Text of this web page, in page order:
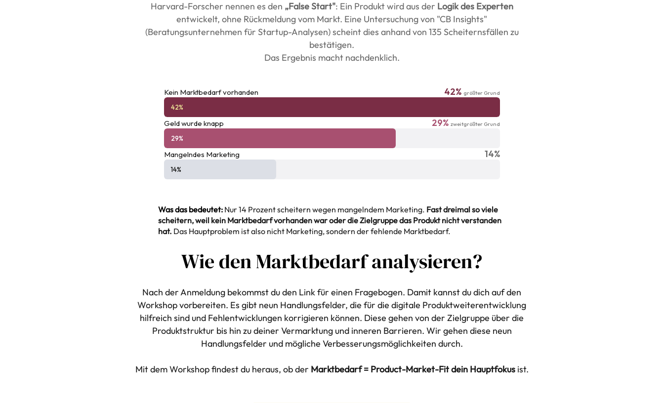
Harvard-Forscher nennen es den „False Start": Ein Produkt wird aus der Logik des Experten
entwickelt, ohne Rückmeldung vom Markt. Eine Untersuchung von "CB Insights"
(Beratungsunternehmen für Startup-Analysen) scheint dies anhand von 135 Scheiternsfällen zu
bestätigen.
Das Ergebnis macht nachdenklich.
Kein Marktbedarf vorhanden 42% größter Grund
42%
Geld wurde knapp 29% zweitgrößter Grund
29%
Mangelndes Marketing 14%
14%
Was das bedeutet: Nur 14 Prozent scheitern wegen mangelndem Marketing. Fast dreimal so viele
scheitern, weil kein Marktbedarf vorhanden war oder die Zielgruppe das Produkt nicht verstanden
hat. Das Hauptproblem ist also nicht Marketing, sondern der fehlende Marktbedarf.
Wie den Marktbedarf analysieren?
Nach der Anmeldung bekommst du den Link für einen Fragebogen. Damit kannst du dich auf den
Workshop vorbereiten. Es gibt neun Handlungsfelder, die für die digitale Produktweiterentwicklung
hilfreich sind und Fehlentwicklungen korrigieren können. Diese gehen von der Zielgruppe über die
Produktstruktur bis hin zu deiner Vermarktung und inneren Barrieren. Wir gehen diese neun
Handlungsfelder und mögliche Verbesserungsmöglichkeiten durch.
Mit dem Workshop findest du heraus, ob der Marktbedarf = Product-Market-Fit dein Hauptfokus ist.